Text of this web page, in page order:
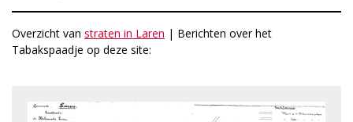
Overzicht van straten in Laren | Berichten over het
Tabakspaadje op deze site: